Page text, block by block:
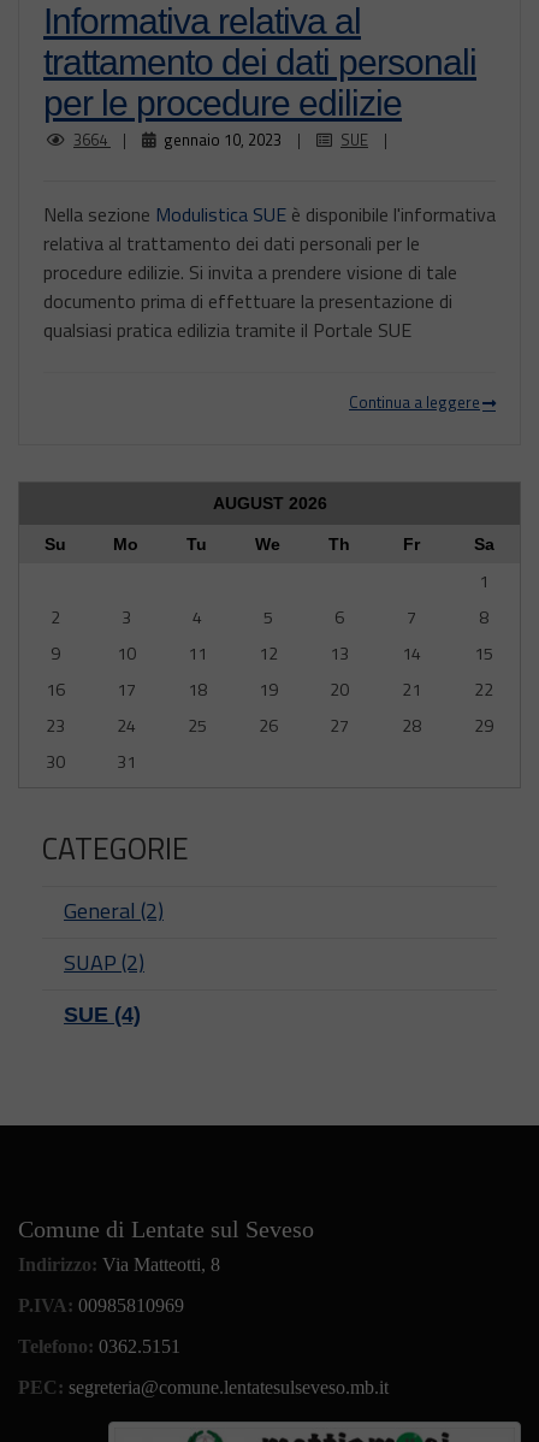
Informativa relativa al
trattamento dei dati personali
per le procedure edilizie
3664 | gennaio 10, 2023 | SUE |
Nella sezione Modulistica SUE è disponibile l'informativa
relativa al trattamento dei dati personali per le
procedure edilizie. Si invita a prendere visione di tale
documento prima di effettuare la presentazione di
qualsiasi pratica edilizia tramite il Portale SUE
Continua a leggere
AUGUST 2026
Su Mo Tu We Th Fr Sa
1
2
3 4 5 6 7
8
9
10 11 12 13 14
15
16
17 18 19 20 21
22
23
24 25 26 27 28
29
30
31
CATEGORIE
General (2)
SUAP (2)
SUE (4)
Comune di Lentate sul Seveso
Indirizzo: Via Matteotti, 8
P.IVA: 00985810969
Telefono: 0362.5151
PEC: segreteria@comune.lentatesulseveso.mb.it